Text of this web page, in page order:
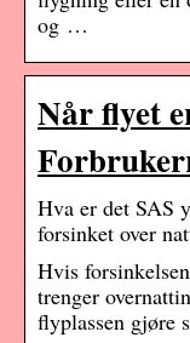
og …
Når flyet
Hva er det SAS
forsinket over
Hvis
trenger
flyplassen gjøre